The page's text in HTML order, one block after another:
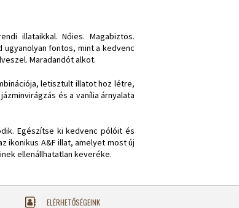
illataikkal. Nőies. Magabiztos.
ugyanolyan fontos, mint a kedvenc
Maradandót alkot.
letisztult illatot hoz létre,
és a vanília árnyalata
Egészítse ki kedvenc pólóit és
ikonikus A&F illat, amelyet most új
ellenállhatatlan keveréke.
ELÉRHETŐSÉGEINK